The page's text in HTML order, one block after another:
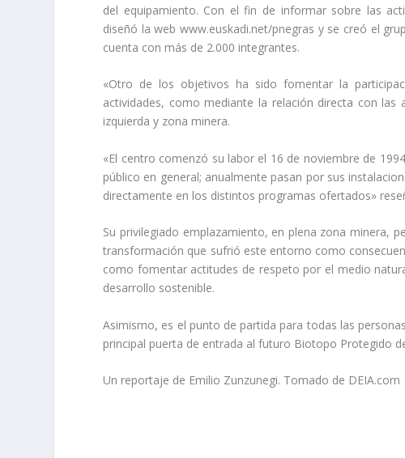
del equipamiento. Con el fin de informar sobre las
diseñó la web www.euskadi.net/pnegras y se creó el
cuenta con más de 2.000 integrantes.
«Otro de los objetivos ha sido fomentar la
actividades, como mediante la relación directa con
izquierda y zona minera.
«El centro comenzó su labor el 16 de noviembre de
público en general; anualmente pasan por sus
directamente en los distintos programas ofertados»
Su privilegiado emplazamiento, en plena zona minera,
transformación que sufrió este entorno como
como fomentar actitudes de respeto por el medio
desarrollo sostenible.
Asimismo, es el punto de partida para todas las
principal puerta de entrada al futuro Biotopo Protegido
Un reportaje de Emilio Zunzunegi. Tomado de DEIA.com